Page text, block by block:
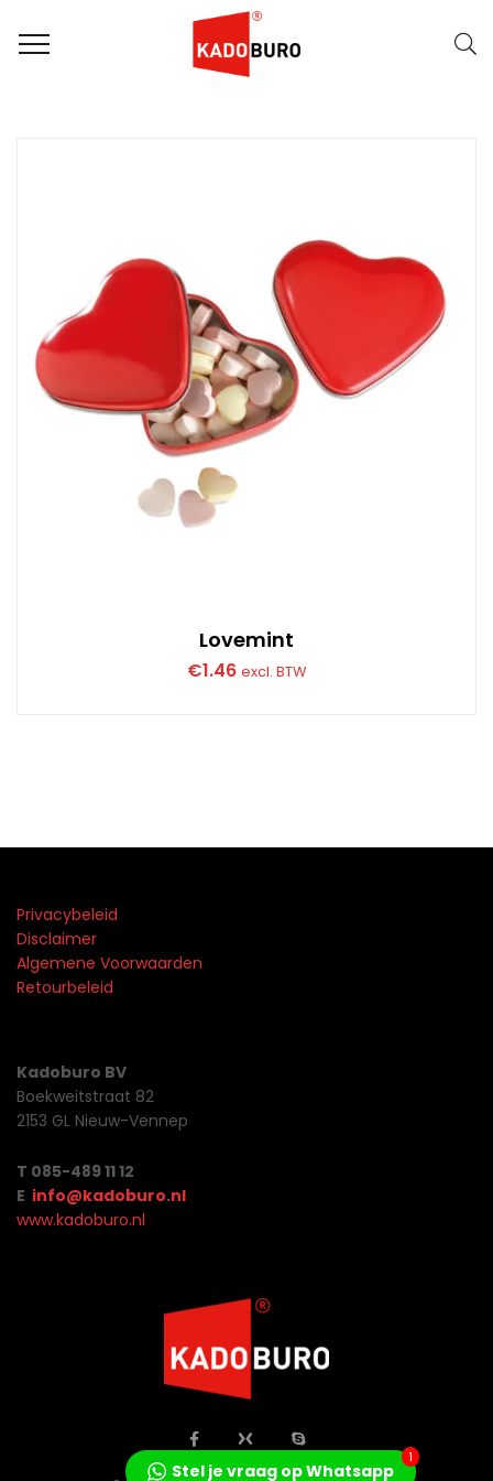
Naam (A-Z) FILTER
Lovemint
€1.46 excl. BTW
Privacybeleid
Disclaimer
Algemene Voorwaarden
Retourbeleid
Kadoburo BV
Boekweitstraat 82
2153 GL Nieuw-Vennep
T 085-489 11 12
E info@kadoburo.nl
www.kadoburo.nl
Stel je vraag op Whatsapp
1